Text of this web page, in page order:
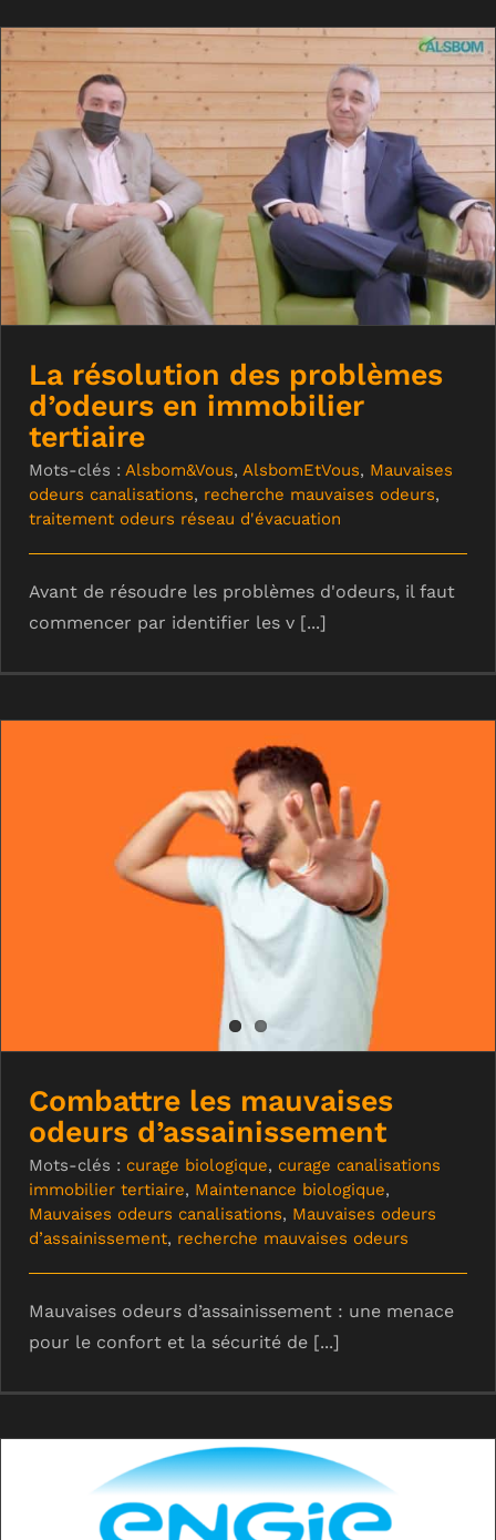
La résolution des problèmes d’odeurs
en immobilier tertiaire
La résolution des problèmes
d’odeurs en immobilier
tertiaire
Mots-clés : Alsbom&Vous, AlsbomEtVous, Mauvaises
odeurs canalisations, recherche mauvaises odeurs,
traitement odeurs réseau d'évacuation
Avant de résoudre les problèmes d'odeurs, il faut
commencer par identifier les v [...]
Combattre les mauvaises odeurs
d’assainissement
Combattre les mauvaises
odeurs d’assainissement
Mots-clés : curage biologique, curage canalisations
immobilier tertiaire, Maintenance biologique,
Mauvaises odeurs canalisations, Mauvaises odeurs
d’assainissement, recherche mauvaises odeurs
Mauvaises odeurs d’assainissement : une menace
pour le confort et la sécurité de [...]